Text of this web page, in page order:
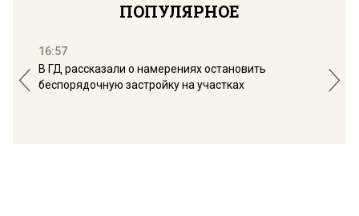
ПОПУЛЯРНОЕ
16:57
В ГД рассказали о намерениях остановить
беспорядочную застройку на участках